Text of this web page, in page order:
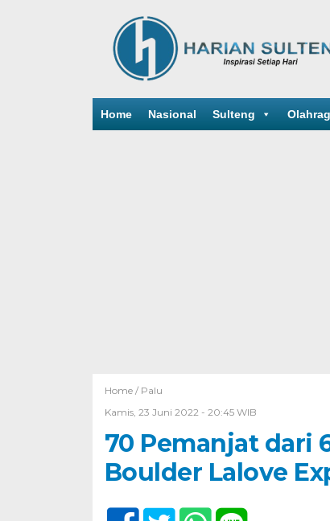
Home Nasional Sulteng
Home / Palu
Kamis, 23 Juni 2022 - 20:45 WIB
70 Pemanjat dari
Boulder Lalove